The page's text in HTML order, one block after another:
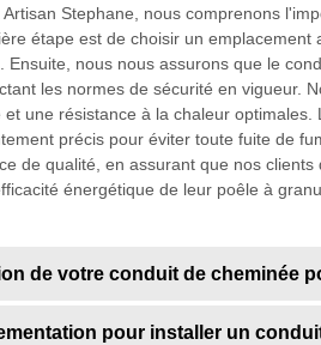
Stephane, nous comprenons
étape est de choisir un
Ensuite, nous nous assurons que le
les normes de sécurité en vigueur.
une résistance à la chaleur
précis pour éviter toute fuite de
de qualité, en assurant que nos
énergétique de leur poêle à
de votre conduit de cheminée
pour installer un